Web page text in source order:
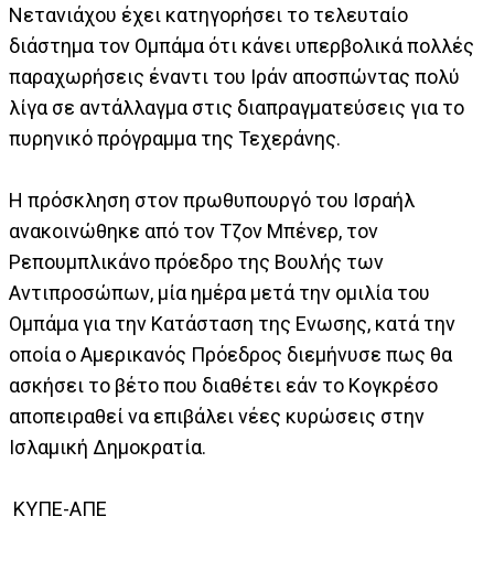
Νετανιάχου έχει κατηγορήσει το τελευταίο
διάστημα τον Ομπάμα ότι κάνει υπερβολικά πολλές
παραχωρήσεις έναντι του Ιράν αποσπώντας πολύ
λίγα σε αντάλλαγμα στις διαπραγματεύσεις για το
πυρηνικό πρόγραμμα της Τεχεράνης.
Η πρόσκληση στον πρωθυπουργό του Ισραήλ
ανακοινώθηκε από τον Τζον Μπένερ, τον
Ρεπουμπλικάνο πρόεδρο της Βουλής των
Αντιπροσώπων, μία ημέρα μετά την ομιλία του
Ομπάμα για την Κατάσταση της Ενωσης, κατά την
οποία ο Αμερικανός Πρόεδρος διεμήνυσε πως θα
ασκήσει το βέτο που διαθέτει εάν το Κογκρέσο
αποπειραθεί να επιβάλει νέες κυρώσεις στην
Ισλαμική Δημοκρατία.
ΚΥΠΕ-ΑΠΕ